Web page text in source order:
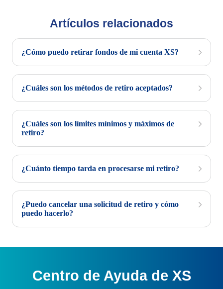
Artículos relacionados
¿Cómo puedo retirar fondos de mi cuenta XS?
¿Cuáles son los métodos de retiro aceptados?
¿Cuáles son los límites mínimos y máximos de
retiro?
¿Cuánto tiempo tarda en procesarse mi retiro?
¿Puedo cancelar una solicitud de retiro y cómo
puedo hacerlo?
Centro de Ayuda de XS